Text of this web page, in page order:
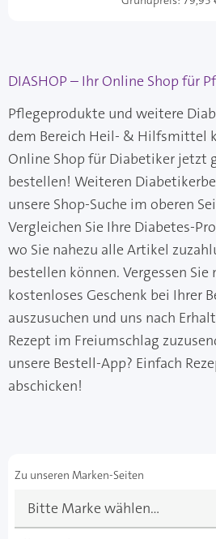
DIASHOP – Ihr Online Shop für
Pflegeprodukte und weitere
dem Bereich Heil- & Hilfsmittel
Online Shop für Diabetiker jetzt
bestellen! Weiteren
unsere Shop-Suche im oberen
Vergleichen Sie Ihre Diabetes-
wo Sie nahezu alle Artikel
bestellen können. Vergessen Sie
kostenloses Geschenk bei Ihrer
auszusuchen und uns nach
Rezept im Freiumschlag
unsere Bestell-App? Einfach
abschicken!
Zu unseren Marken-Seiten